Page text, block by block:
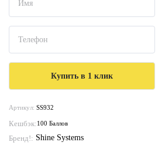
Артикул: SS932
Кешбэк:100 Баллов
Бренд!: Shine Systems